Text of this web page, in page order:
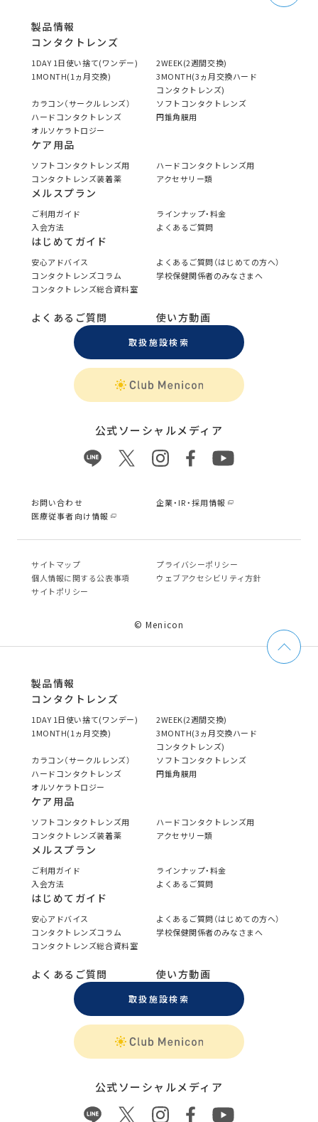
製品情報
コンタクトレンズ
1DAY 1日使い捨て(ワンデー)
2WEEK(2週間交換)
1MONTH(1ヵ月交換)
3MONTH(3ヵ月交換ハード
コンタクトレンズ)
カラコン（サークルレンズ）
ソフトコンタクトレンズ
ハードコンタクトレンズ
円錐角膜用
オルソケラトロジー
ケア用品
ソフトコンタクトレンズ用
ハードコンタクトレンズ用
コンタクトレンズ装着薬
アクセサリー類
メルスプラン
ご利用ガイド
ラインナップ・料金
入会方法
よくあるご質問
はじめてガイド
安心アドバイス
よくあるご質問（はじめての方へ）
コンタクトレンズコラム
学校保健関係者のみなさまへ
コンタクトレンズ総合資料室
よくあるご質問 使い方動画
取扱施設検索
公式ソーシャルメディア
お問い合わせ
企業・IR・採用情報
医療従事者向け情報
サイトマップ
プライバシーポリシー
個⼈情報に関する公表事項
ウェブアクセシビリティ方針
サイトポリシー
© Menicon
製品情報
コンタクトレンズ
1DAY 1日使い捨て(ワンデー)
2WEEK(2週間交換)
1MONTH(1ヵ月交換)
3MONTH(3ヵ月交換ハード
コンタクトレンズ)
カラコン（サークルレンズ）
ソフトコンタクトレンズ
ハードコンタクトレンズ
円錐角膜用
オルソケラトロジー
ケア用品
ソフトコンタクトレンズ用
ハードコンタクトレンズ用
コンタクトレンズ装着薬
アクセサリー類
メルスプラン
ご利用ガイド
ラインナップ・料金
入会方法
よくあるご質問
はじめてガイド
安心アドバイス
よくあるご質問（はじめての方へ）
コンタクトレンズコラム
学校保健関係者のみなさまへ
コンタクトレンズ総合資料室
よくあるご質問 使い方動画
取扱施設検索
公式ソーシャルメディア